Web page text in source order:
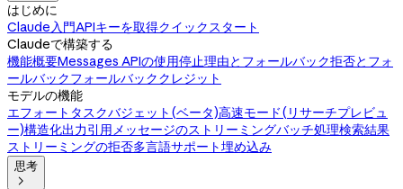
はじめに
Claude入門APIキーを取得クイックスタート
Claudeで構築する
機能概要Messages APIの使用停止理由とフォールバック拒否とフォ
ールバックフォールバッククレジット
モデルの機能
エフォート タスクバジェット(ベータ)高速モード(リサーチプレビュ
ー)構造化出力引用メッセージのストリーミングバッチ処理検索結果
ストリーミングの拒否多言語サポート埋め込み
思考
